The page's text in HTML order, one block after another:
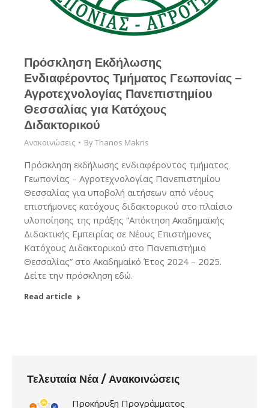
Πρόσκληση Εκδήλωσης
Ενδιαφέροντος Τμήματος Γεωπονίας –
Αγροτεχνολογίας Πανεπιστημίου
Θεσσαλίας για Κατόχους
Διδακτορικού
Ανακοινώσεις ByThanos Makris
Πρόσκληση εκδήλωσης ενδιαφέροντος τμήματος
Γεωπονίας – Αγροτεχνολογίας Πανεπιστημίου
Θεσσαλίας για υποβολή αιτήσεων από νέους
επιστήμονες κατόχους διδακτορικού στο πλαίσιο
υλοποίησης της πράξης “Απόκτηση Ακαδημαϊκής
Διδακτικής Εμπειρίας σε Νέους Επιστήμονες
Κατόχους Διδακτορικού στο Πανεπιστήμιο
Θεσσαλίας” στο Ακαδημαίκό Έτος 2024 – 2025.
Δείτε την πρόσκληση εδώ.
Read article
Τελευταία Νέα / Ανακοινώσεις
Προκήρυξη Προγράμματος